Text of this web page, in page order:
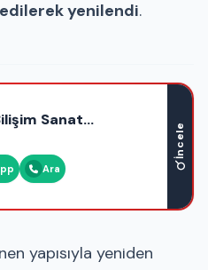
yenilendi.
Sanat
Ara
İncele
yapısıyla yeniden